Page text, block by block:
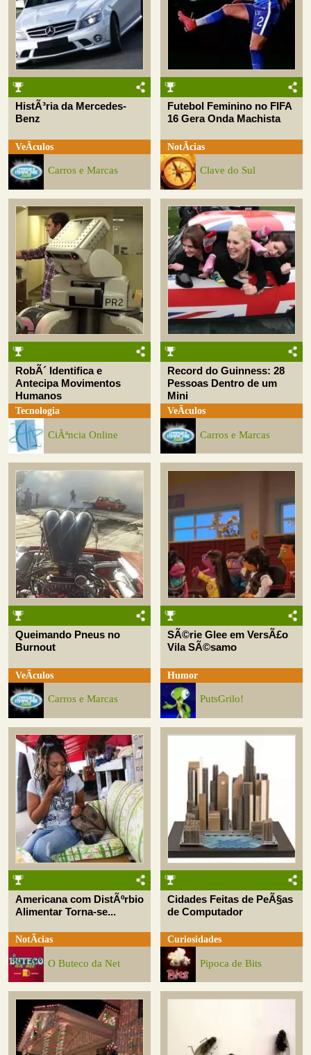
HistÃ³ria da Mercedes-
Benz
VeÃ­culos
Carros e Marcas
Futebol Feminino no FIFA
16 Gera Onda Machista
NotÃ­cias
Clave do Sul
RobÃ´ Identifica e
Antecipa Movimentos
Humanos
Tecnologia
CiÃªncia Online
Record do Guinness: 28
Pessoas Dentro de um
Mini
VeÃ­culos
Carros e Marcas
Queimando Pneus no
Burnout
VeÃ­culos
Carros e Marcas
SÃ©rie Glee em VersÃ£o
Vila SÃ©samo
Humor
PutsGrilo!
Americana com DistÃºrbio
Alimentar Torna-se...
NotÃ­cias
O Buteco da Net
Cidades Feitas de PeÃ§as
de Computador
Curiosidades
Pipoca de Bits